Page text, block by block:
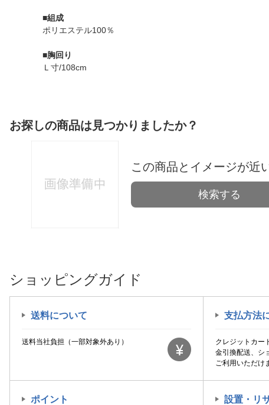
■組成
ポリエステル100％
■胸回り
Ｌ寸/108cm
お探しの商品は見つかりましたか？
この商品とイメージが近
検索する
ショッピングガイド
送料について
送料当社負担（一部対象外あり）
支払方法
クレジットカー
金引換配送、シ
ご利用いただけ
ポイント 設置・リ